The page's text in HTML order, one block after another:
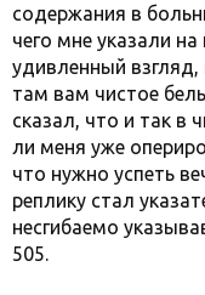
содержания в
чего мне указали
удивленный
там вам чистое
сказал, что и так в
ли меня уже
что нужно успеть
реплику стал
несгибаемо
505.